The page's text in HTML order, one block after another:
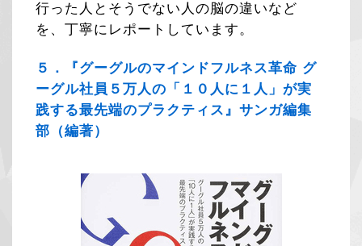
行った人とそうでない人の脳の違いなど
を、丁寧にレポートしています。
５．『グーグルのマインドフルネス革命 グ
ーグル社員５万人の「１０人に１人」が実
践する最先端のプラクティス』サンガ編集
部（編著）